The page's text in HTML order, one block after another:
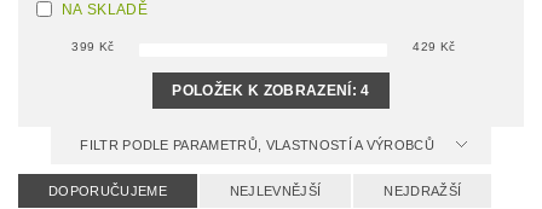
NA SKLADĚ
399 Kč 429 Kč
POLOŽEK K ZOBRAZENÍ:4
FILTR PODLE PARAMETRŮ, VLASTNOSTÍ A VÝROBCŮ
DOPORUČUJEME NEJLEVNĚJŠÍ NEJDRAŽŠÍ